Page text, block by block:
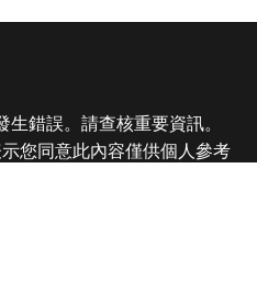
錯誤。請查核重要資訊。
您同意此內容僅供個人參考